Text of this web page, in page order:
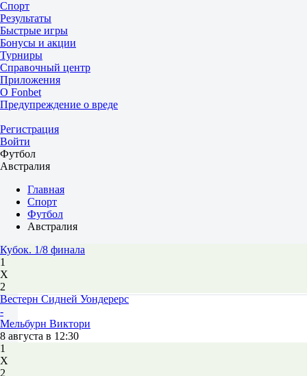
Спорт
Результаты
Быстрые игры
Бонусы и акции
Турниры
Справочный центр
Приложения
О Fonbet
Предупреждение о вреде
Регистрация
Войти
Футбол
Австралия
Главная
Спорт
Футбол
Австралия
Кубок. 1/8 финала
1
Х
2
Вестерн Сидней Уондерерс
-
Мельбурн Виктори
8 августа в 12:30
1
Х
2